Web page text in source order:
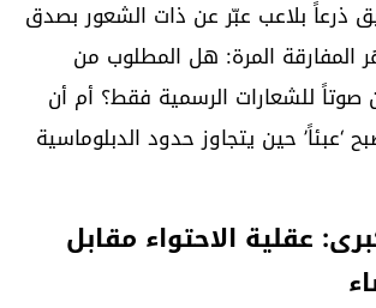
ذرعاً بلاعب عبّر عن ذات الشعور بصدق
المفارقة المرة: هل المطلوب من
صوتاً للشعارات الرسمية فقط؟ أم أن
‘عبئاً’ حين يتجاوز حدود الدبلوماسية
عقلية الاحتواء مقابل